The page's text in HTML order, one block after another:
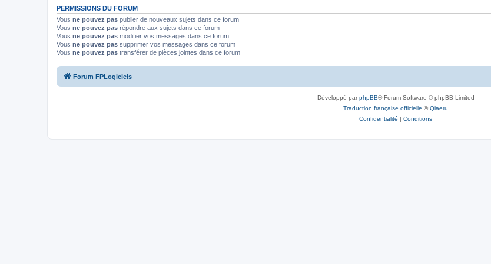
PERMISSIONS DU FORUM
Vous ne pouvez pas publier de nouveaux sujets dans ce forum
Vous ne pouvez pas répondre aux sujets dans ce forum
Vous ne pouvez pas modifier vos messages dans ce forum
Vous ne pouvez pas supprimer vos messages dans ce forum
Vous ne pouvez pas transférer de pièces jointes dans ce forum
Forum FPLogiciels
Développé parphpBB® Forum Software © phpBB Limited
Traduction française officielle ©Qiaeru
Confidentialité | Conditions